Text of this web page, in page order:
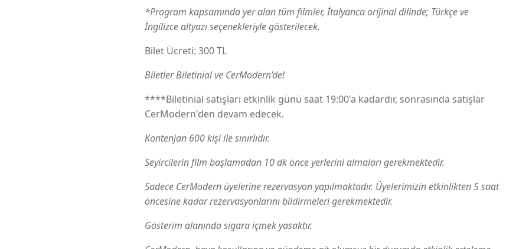
*Program kapsamında yer alan tüm filmler, İtalyanca orijinal dilinde; Türkçe ve
İngilizce altyazı seçenekleriyle gösterilecek.
Bilet Ücreti: 300 TL
Biletler Biletinial ve CerModern’de!
****Biletinial satışları etkinlik günü saat 19:00'a kadardır, sonrasında satışlar
CerModern'den devam edecek.
Kontenjan 600 kişi ile sınırlıdır.
Seyircilerin film başlamadan 10 dk önce yerlerini almaları gerekmektedir.
Sadece CerModern üyelerine rezervasyon yapılmaktadır. Üyelerimizin etkinlikten 5 saat
öncesine kadar rezervasyonlarını bildirmeleri gerekmektedir.
Gösterim alanında sigara içmek yasaktır.